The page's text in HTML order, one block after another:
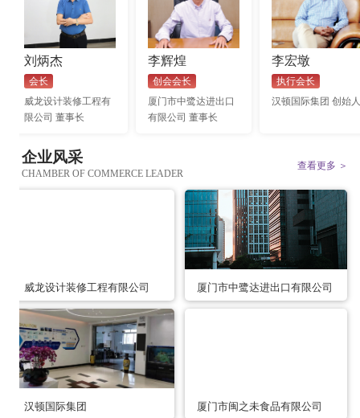
刘炳杰
会长
威龙设计装修工程有
限公司 董事长
李辉煌
创会会长
厦门市中鹭达进出口
有限公司 董事长
李宏墩
执行会长
汉顿国际集团 创始人
企业风采
CHAMBER OF COMMERCE LEADER
查看更多 ＞
威龙设计装修工程有限公司 厦门市中鹭达进出口有限公司
汉顿国际集团 厦门市闽之未食品有限公司